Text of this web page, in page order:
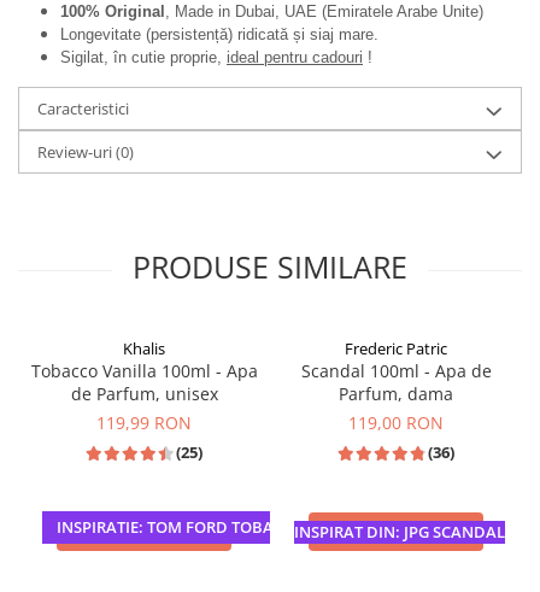
100% Original , Made in Dubai, UAE (Emiratele Arabe Unite)
Longevitate (persistență) ridicată și siaj mare.
Sigilat, în cutie proprie, ideal pentru cadouri !
Caracteristici
Review-uri(0)
PRODUSE SIMILARE
INSPIRATIE: TOM FORD TOBACCO VANILLE
Khalis
Tobacco Vanilla 100ml - Apa
de Parfum, unisex
119,99 RON
(25)
ADAUGA IN COS INSPIRAT DIN: JPG SCANDAL
Frederic Patric
Scandal 100ml - Apa de
Parfum, dama
119,00 RON
(36)
ADAUGA IN COS